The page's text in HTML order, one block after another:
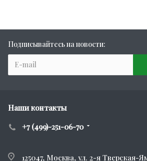
Подписывайтесь на новости:
Наши контакты
+7 (499)-251-06-70
125047, Москва, ул. 2-я Тверская-